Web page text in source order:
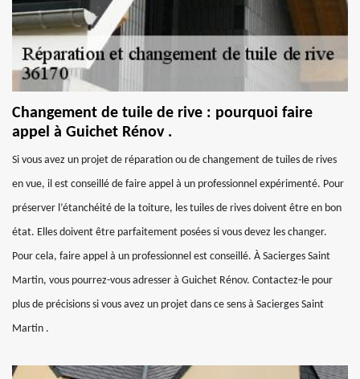
Changement de tuile de rive : pourquoi faire
appel à Guichet Rénov .
Si vous avez un projet de réparation ou de changement de tuiles de rives
en vue, il est conseillé de faire appel à un professionnel expérimenté. Pour
préserver l’étanchéité de la toiture, les tuiles de rives doivent être en bon
état. Elles doivent être parfaitement posées si vous devez les changer.
Pour cela, faire appel à un professionnel est conseillé. À Sacierges Saint
Martin, vous pourrez-vous adresser à Guichet Rénov. Contactez-le pour
plus de précisions si vous avez un projet dans ce sens à Sacierges Saint
Martin .